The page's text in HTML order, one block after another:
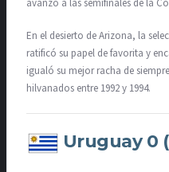
avanzó a las semifinales de la
En el desierto de Arizona, la
ratificó su papel de favorita y
igualó su mejor racha de
hilvanados entre 1992 y 1994.
Uruguay 0